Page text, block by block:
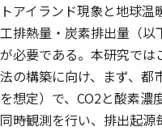
トアイランド現象と地球
工排熱量・炭素排出量（以
が必要である。本研究では
法の構築に向け、まず、都
を想定）で、CO2と酸素
同時観測を行い、排出起源